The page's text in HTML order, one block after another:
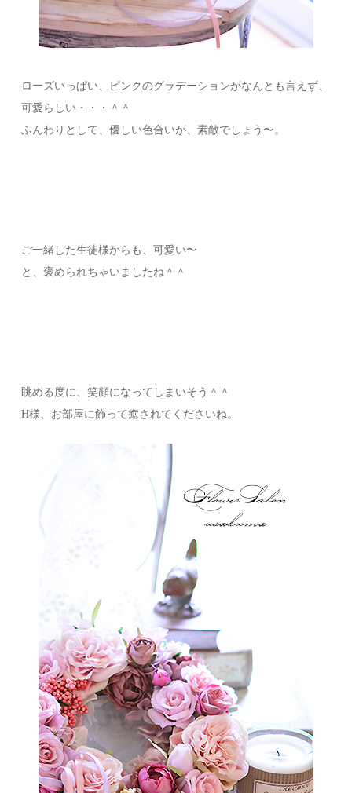
ローズいっぱい、ピンクのグラデーションがなんとも言えず、
可愛らしい・・・＾＾
ふんわりとして、優しい色合いが、素敵でしょう〜。
ご一緒した生徒様からも、可愛い〜
と、褒められちゃいましたね＾＾
眺める度に、笑顔になってしまいそう＾＾
H様、お部屋に飾って癒されてくださいね。